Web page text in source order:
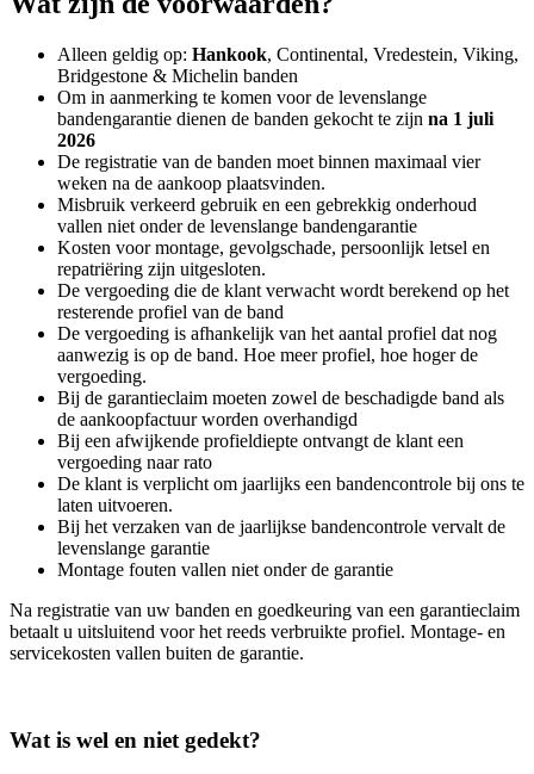
Alleen geldig op: Hankook, Continental, Vredestein, Viking,
Bridgestone & Michelin banden
Om in aanmerking te komen voor de levenslange
bandengarantie dienen de banden gekocht te zijn na 1 juli
2026
De registratie van de banden moet binnen maximaal vier
weken na de aankoop plaatsvinden.
Misbruik verkeerd gebruik en een gebrekkig onderhoud
vallen niet onder de levenslange bandengarantie
Kosten voor montage, gevolgschade, persoonlijk letsel en
repatriëring zijn uitgesloten.
De vergoeding die de klant verwacht wordt berekend op het
resterende profiel van de band
De vergoeding is afhankelijk van het aantal profiel dat nog
aanwezig is op de band. Hoe meer profiel, hoe hoger de
vergoeding.
Bij de garantieclaim moeten zowel de beschadigde band als
de aankoopfactuur worden overhandigd
Bij een afwijkende profieldiepte ontvangt de klant een
vergoeding naar rato
De klant is verplicht om jaarlijks een bandencontrole bij ons te
laten uitvoeren.
Bij het verzaken van de jaarlijkse bandencontrole vervalt de
levenslange garantie
Montage fouten vallen niet onder de garantie
Na registratie van uw banden en goedkeuring van een garantieclaim
betaalt u uitsluitend voor het reeds verbruikte profiel. Montage- en
servicekosten vallen buiten de garantie.
Wat is wel en niet gedekt?